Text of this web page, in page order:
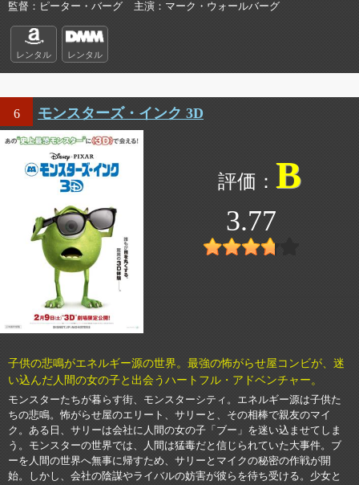
監督
ピーター・バーグ 主演 マーク・ウォールバーグ
レンタル レンタル
6 モンスターズ・インク 3D
B
3.77
子供の悲鳴がエネルギー源の世界。最強の怖がらせ屋コンビが、迷
い込んだ人間の女の子と出会うハートフル・アドベンチャー。
モンスターたちが暮らす街、モンスターシティ。エネルギー源は子供た
ちの悲鳴。怖がらせ屋のエリート、サリーと、その相棒で親友のマイ
ク。ある日、サリーは会社に人間の女の子「ブー」を迷い込ませてしま
う。モンスターの世界では、人間は猛毒だと信じられていた大事件。ブ
ーを人間の世界へ無事に帰すため、サリーとマイクの秘密の作戦が開
始。しかし、会社の陰謀やライバルの妨害が彼らを待ち受ける。少女と